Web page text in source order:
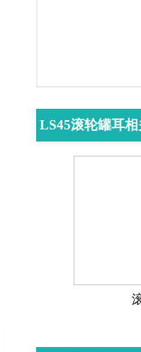
LS45滚轮罐耳